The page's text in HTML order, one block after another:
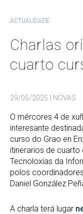
ACTUALIDADE
Charlas
cuarto
29/05/2025 | NOVAS
O mércores 4 de
interesante
curso do Grao en
itinerarios de cuarto
Tecnoloxías da
polos
Daniel González
A charla terá lugar